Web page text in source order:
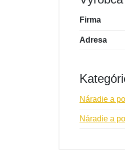
Firma
Adresa
Náradie a
Náradie a